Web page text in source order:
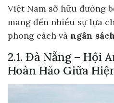
Việt Nam sở hữu đường
mang đến nhiều sự lựa
phong cách và ngân
2.1. Đà Nẵng – Hội
Hoàn Hảo Giữa